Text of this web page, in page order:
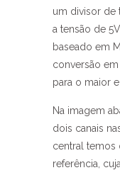
um divisor de
a tensão de
baseado em
conversão
para o maior
Na imagem
dois canais
central temos
referência,